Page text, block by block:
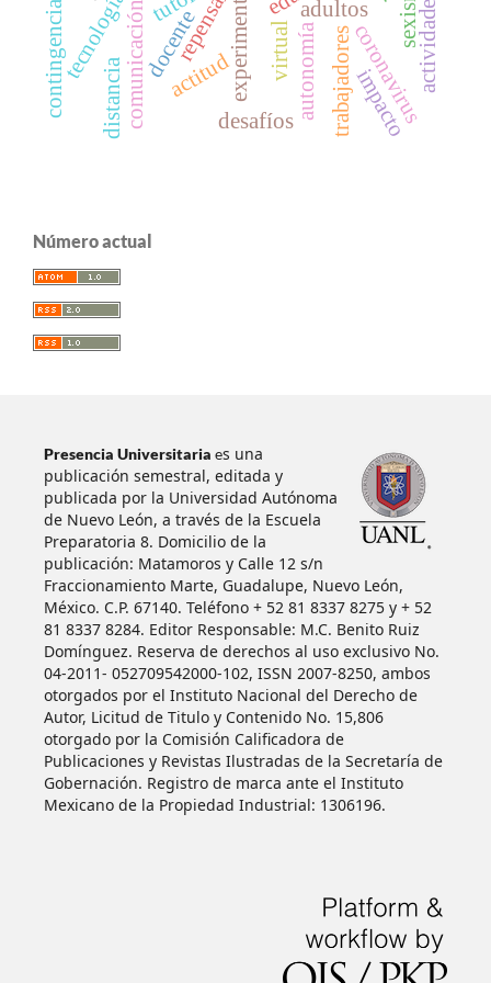
comunicacióndocente experimental
actitud
adultos
autonomíatrabajadores
desafíos
tecnologías coronavirus
contingencia virtual actividades
repensar
distancia impacto
Número actual
Presencia Universitaria es una
publicación semestral, editada y
publicada por la Universidad Autónoma
de Nuevo León, a través de la Escuela
Preparatoria 8. Domicilio de la
publicación: Matamoros y Calle 12 s/n
Fraccionamiento Marte, Guadalupe, Nuevo León,
México. C.P. 67140. Teléfono + 52 81 8337 8275 y + 52
81 8337 8284. Editor Responsable: M.C. Benito Ruiz
Domínguez. Reserva de derechos al uso exclusivo No.
04-2011- 052709542000-102, ISSN 2007-8250, ambos
otorgados por el Instituto Nacional del Derecho de
Autor, Licitud de Titulo y Contenido No. 15,806
otorgado por la Comisión Calificadora de
Publicaciones y Revistas Ilustradas de la Secretaría de
Gobernación. Registro de marca ante el Instituto
Mexicano de la Propiedad Industrial: 1306196.